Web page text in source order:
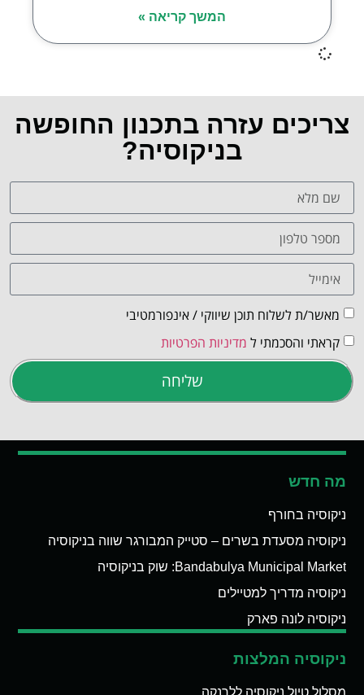
המשך קריאה »
צריכים עזרה בתכנון החופשה
בניקוסיה?
מאשר/ת לשלוח תוכן שיווקי / אינפורמטיבי
קראתי והסכמתי ל מדיניות הפרטיות
שליחה
מה חדש
ניקוסיה בחורף
ניקוסיה מסעדת בשרים – סטייק המבורגר שווה בניקוסיה
Bandabulya Municipal Market: שוק בניקוסיה
ניקוסיה מדריך למטיילים
ניקוסיה לונה פארק
ניקוסיה המלצות
מסלול טיול ניקוסיה ללרנקה